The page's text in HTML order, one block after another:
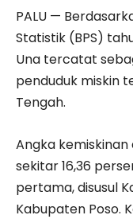
PALU —
Statistik (BPS)
Una tercatat
penduduk miskin
Tengah.
Angka
sekitar 16,36
pertama, disusul
Kabupaten Poso.